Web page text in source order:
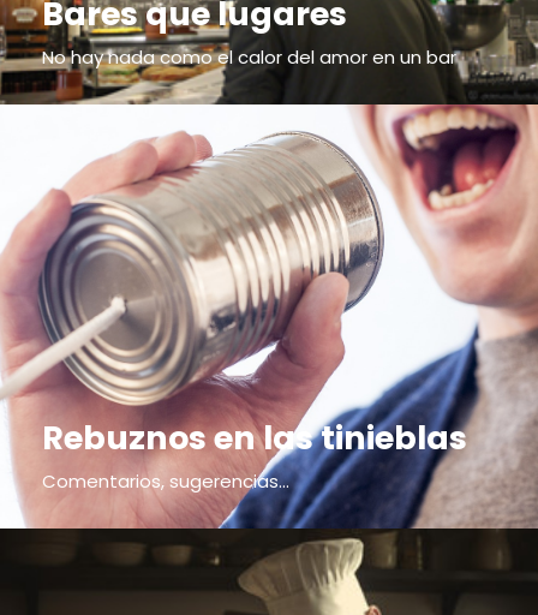
Bares que lugares
No hay nada como el calor del amor en un bar
Rebuznos en las tinieblas
Comentarios, sugerencias...